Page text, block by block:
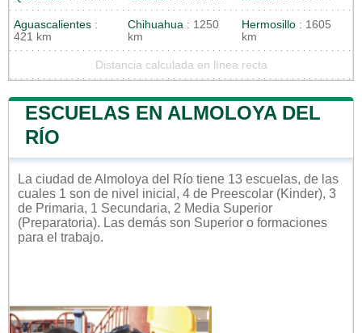
Aguascalientes :
421 km
Chihuahua : 1250
km
Hermosillo : 1605
km
Distancia calculada en línea recta
ESCUELAS EN ALMOLOYA DEL
RÍO
La ciudad de Almoloya del Río tiene 13 escuelas, de las
cuales 1 son de nivel inicial, 4 de Preescolar (Kinder), 3
de Primaria, 1 Secundaria, 2 Media Superior
(Preparatoria). Las demás son Superior o formaciones
para el trabajo.